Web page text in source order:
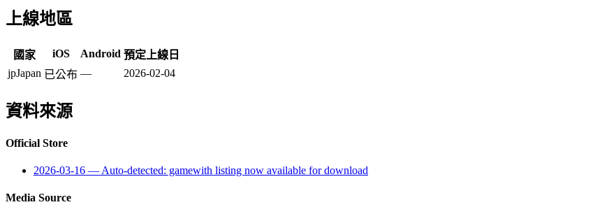
上線地區
國家 iOS Android 預定上線日
jpJapan 已公布 — 2026-02-04
資料來源
Official Store
2026-03-16 — Auto-detected: gamewith listing now available for download
Media Source